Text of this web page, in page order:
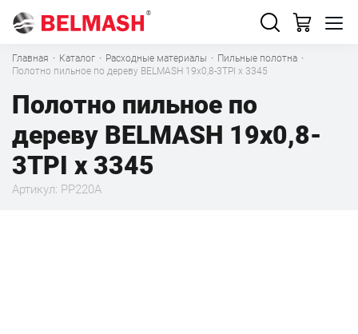
Главная · Каталог · Расходные материалы · Пильные полотна ·
Полотно пильное по дереву BELMASH 19x0,8-3TPI x 3345
Полотно пильное по
дереву BELMASH 19x0,8-
3TPI x 3345
Артикул: PP220A